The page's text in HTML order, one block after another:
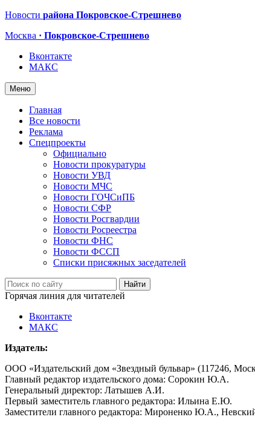
Новости района Покровское-Стрешнево
Москва · Покровское-Стрешнево
Вконтакте
МАКС
Меню
Главная
Все новости
Реклама
Спецпроекты
Официально
Новости прокуратуры
Новости УВД
Новости МЧС
Новости ГОЧСиПБ
Новости СФР
Новости Росгвардии
Новости Росреестра
Новости ФНС
Новости ФССП
Списки присяжных заседателей
Горячая линия для читателей
Вконтакте
МАКС
Издатель:
ООО «Издательский дом «Звездный бульвар» (117246,
Главный редактор издательского дома: Сорокин Ю.А.
Генеральный директор: Латышев А.И.
Первый заместитель главного редактора: Ильина Е.Ю.
Заместители главного редактора: Мироненко Ю.А.,